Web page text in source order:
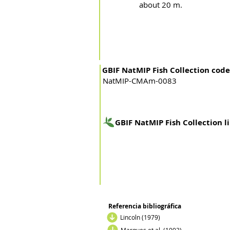
about 20 m.
GBIF NatMIP Fish Collection code
NatMIP-CMAm-0083
GBIF NatMIP Fish Collection
Referencia bibliográfica
Lincoln (1979)